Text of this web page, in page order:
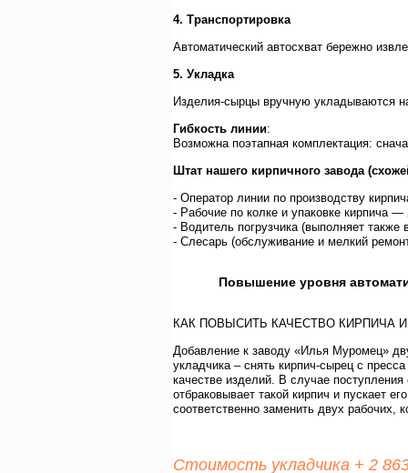
4. Транспортировка
Автоматический автосхват бережно
5. Укладка
Изделия-сырцы вручную укладываются
Гибкость линии:
Возможна поэтапная комплектация:
Штат нашего кирпичного завода
- Оператор линии по производству
- Рабочие по колке и упаковке кирпича —
- Водитель погрузчика (выполняет
- Слесарь (обслуживание и мелкий
Повышение уровня
КАК ПОВЫСИТЬ КАЧЕСТВО КИРПИЧА
Добавление к заводу «Илья Муромец»
укладчика – снять кирпич-сырец с
качестве изделий. В случае поступления
отбраковывает такой кирпич и пускает
соответственно заменить двух
Стоимость укладчика + 2